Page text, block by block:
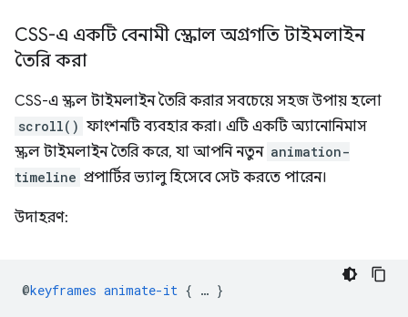
CSS-এ একটি বেনামী স্ক্রোল অগ্রগতি টাইমলাইন
তৈরি করা
CSS-এ স্ক্রল টাইমলাইন তৈরি করার সবচেয়ে সহজ উপায় হলো
scroll() ফাংশনটি ব্যবহার করা। এটি একটি অ্যানোনিমাস
স্ক্রল টাইমলাইন তৈরি করে, যা আপনি নতুন animation-
timeline প্রপার্টির ভ্যালু হিসেবে সেট করতে পারেন।
উদাহরণ:
@keyframes animate-it { … }